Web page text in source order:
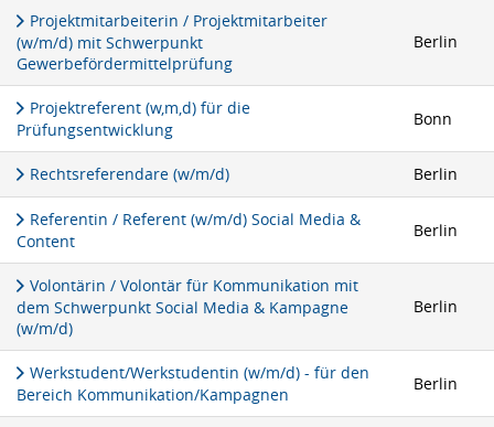
Projektmitarbeiterin / Projektmitarbeiter
(w/m/d) mit Schwerpunkt
Gewerbefördermittelprüfung
Berlin
Projektreferent (w,m,d) für die
Prüfungsentwicklung
Bonn
Rechtsreferendare (w/m/d) Berlin
Referentin / Referent (w/m/d) Social Media &
Content
Berlin
Volontärin / Volontär für Kommunikation mit
dem Schwerpunkt Social Media & Kampagne
(w/m/d)
Berlin
Werkstudent/Werkstudentin (w/m/d) - für den
Bereich Kommunikation/Kampagnen
Berlin